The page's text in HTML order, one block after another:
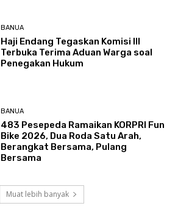
BANUA
Haji Endang Tegaskan Komisi III
Terbuka Terima Aduan Warga soal
Penegakan Hukum
BANUA
483 Pesepeda Ramaikan KORPRI Fun
Bike 2026, Dua Roda Satu Arah,
Berangkat Bersama, Pulang
Bersama
Muat lebih banyak